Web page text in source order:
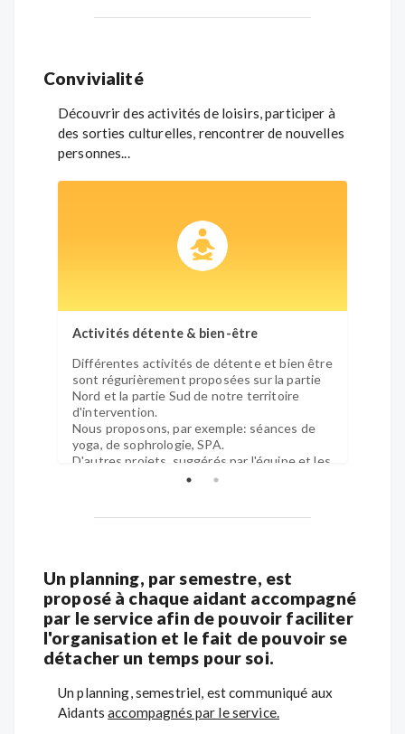
Convivialité
Découvrir des activités de loisirs, participer à
des sorties culturelles, rencontrer de nouvelles
personnes...
Activités détente & bien-être
Différentes activités de détente et bien être
sont régurièrement proposées sur la partie
Nord et la partie Sud de notre territoire
d'intervention.
Nous proposons, par exemple: séances de
yoga, de sophrologie, SPA.
D'autres projets, suggérés par l'équipe et les
aidants, peuvent aussi être étudiés.
Un planning, par semestre, est
proposé à chaque aidant accompagné
par le service afin de pouvoir faciliter
l'organisation et le fait de pouvoir se
détacher un temps pour soi.
Un planning, semestriel, est communiqué aux
Aidantsaccompagnés par le service.